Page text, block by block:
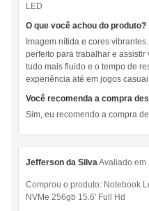
LED
O que você achou do produto?
Imagem nítida e cores
perfeito para trabalhar e
tudo mais fluido e o tempo de
experiência até em jogos
Você recomenda a compra
Sim, eu recomendo a compra
Jefferson da SilvaAvaliado em
Comprou o produto: Notebook
NVMe 256gb 15.6' Full Hd